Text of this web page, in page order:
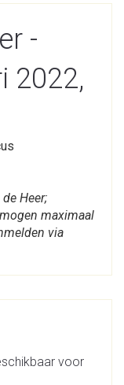
-
2022,
Heer;
maximaal
via
voor